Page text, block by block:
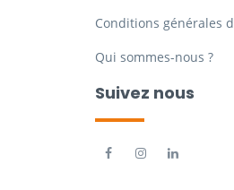
Conditions générales
Qui sommes-nous ?
Suivez nous